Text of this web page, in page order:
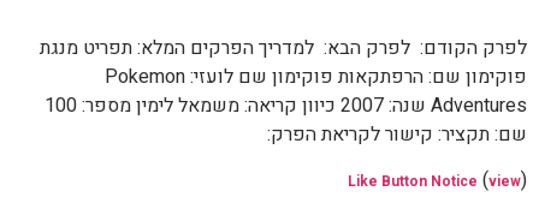
לפרק הקודם: לפרק הבא: למדריך הפרקים המלא: תפריט מנגת
פוקימון שם: הרפתקאות פוקימון שם לועזי: Pokemon
Adventures שנה: 2007 כיוון קריאה: משמאל לימין מספר: 100
שם: תקציר: קישור לקריאת הפרק:
Like Button Notice (view)